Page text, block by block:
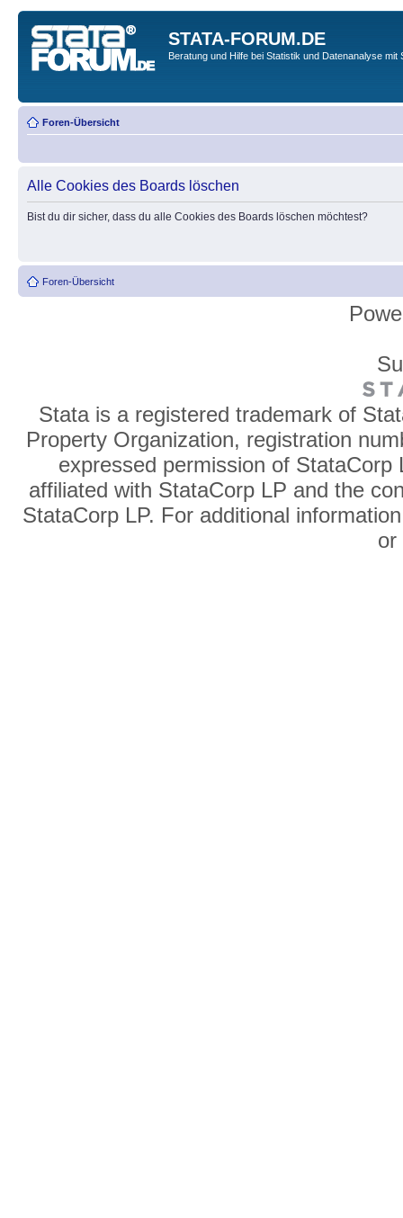
STATA-FORUM.DE
Beratung und Hilfe bei Statistik und Datenanalyse mit
Foren-Übersicht
Alle Cookies des Boards löschen
Bist du dir sicher, dass du alle Cookies des Boards löschen möchtest?
Foren-Übersicht
Stata is a registered trademark of
Property Organization, registration
expressed permission of
affiliated with StataCorp LP and the
StataCorp LP. For additional
or